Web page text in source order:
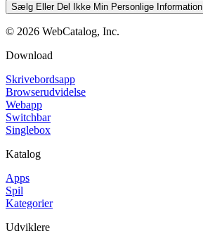
Sælg Eller Del Ikke Min Personlige Information
© 2026 WebCatalog, Inc.
Download
Skrivebordsapp
Browserudvidelse
Webapp
Switchbar
Singlebox
Katalog
Apps
Spil
Kategorier
Udviklere